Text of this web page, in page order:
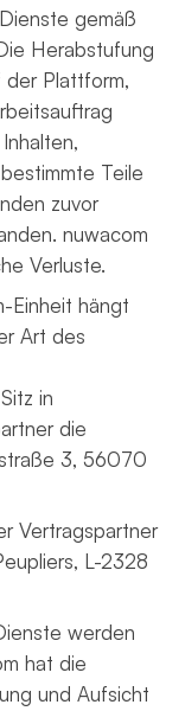
gemäß
Herabstufung
der Plattform,
Teile
zuvor
nuwacom
Verluste.
Einheit hängt
Art des
in
die
3, 56070
Vertragspartner
L-2328
werden
hat die
und Aufsicht